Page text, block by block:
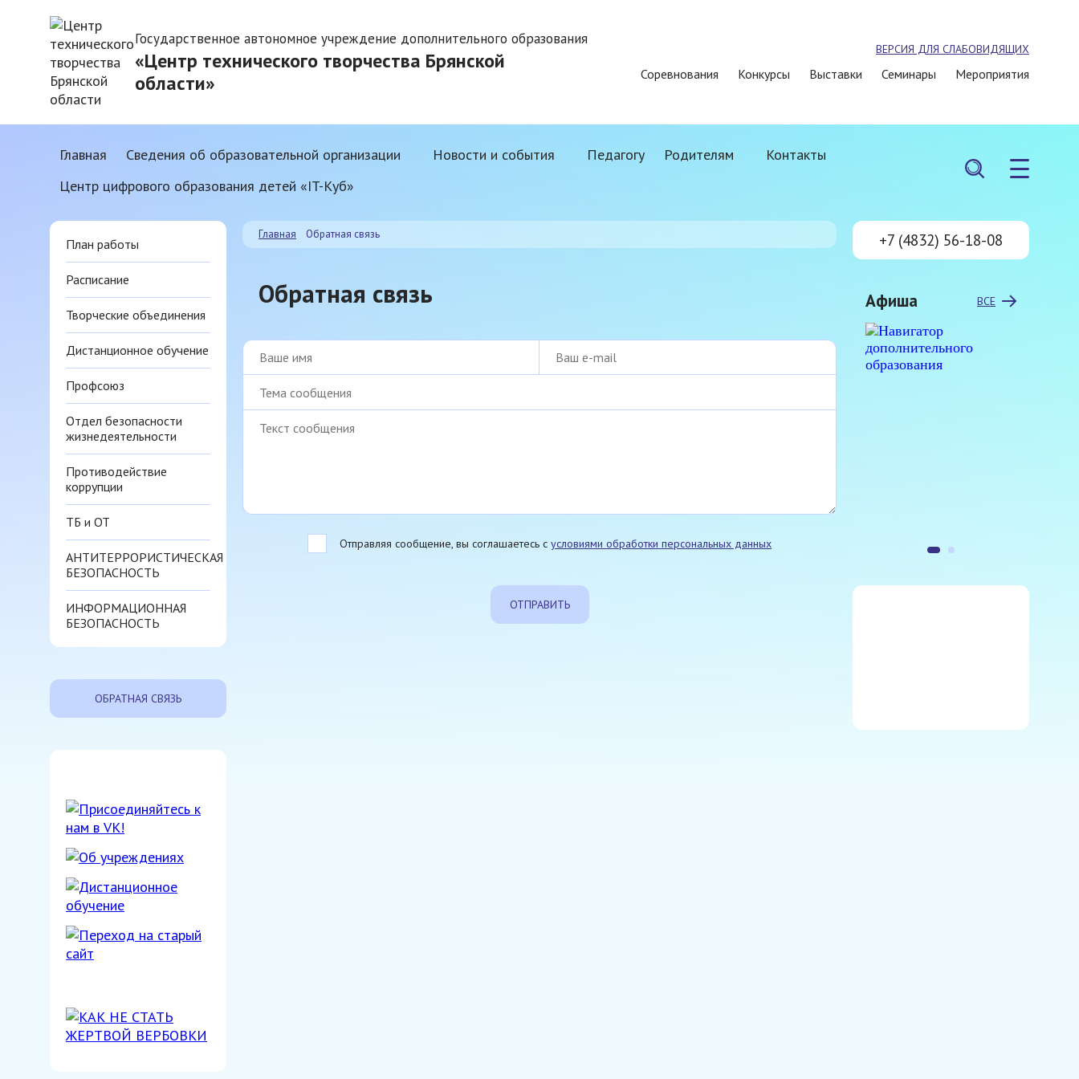
Государственное автономное учреждение дополнительного образования
«Центр технического творчества Брянской
области»
ВЕРСИЯ ДЛЯ СЛАБОВИДЯЩИХ
Соревнования Конкурсы Выставки Семинары Мероприятия
Главная Сведения об образовательной организации Новости и события Педагогу Родителям
Контакты
Центр цифрового образования детей «IT-Куб»
План работы
Расписание
Творческие объединения
Дистанционное обучение
Профсоюз
Отдел безопасности
жизнедеятельности
Противодействие
коррупции
ТБ и ОТ
АНТИТЕРРОРИСТИЧЕСКАЯ
БЕЗОПАСНОСТЬ
ИНФОРМАЦИОННАЯ
БЕЗОПАСНОСТЬ
ОБРАТНАЯ СВЯЗЬ
Главная Обратная связь
Обратная связь
Отправляя сообщение, вы соглашаетесь с условиями обработки персональных данных
ОТПРАВИТЬ
+7 (4832) 56-18-08
Афиша ВСЕ